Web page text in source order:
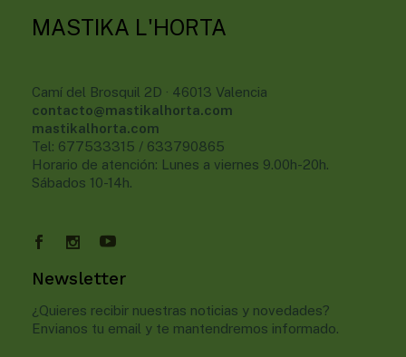
MASTIKA L'HORTA
Camí del Brosquil 2D · 46013 Valencia
contacto@mastikalhorta.com
mastikalhorta.com
Tel: 677533315 / 633790865
Horario de atención: Lunes a viernes 9.00h-20h.
Sábados 10-14h.
Newsletter
¿Quieres recibir nuestras noticias y novedades?
Envianos tu email y te mantendremos informado.